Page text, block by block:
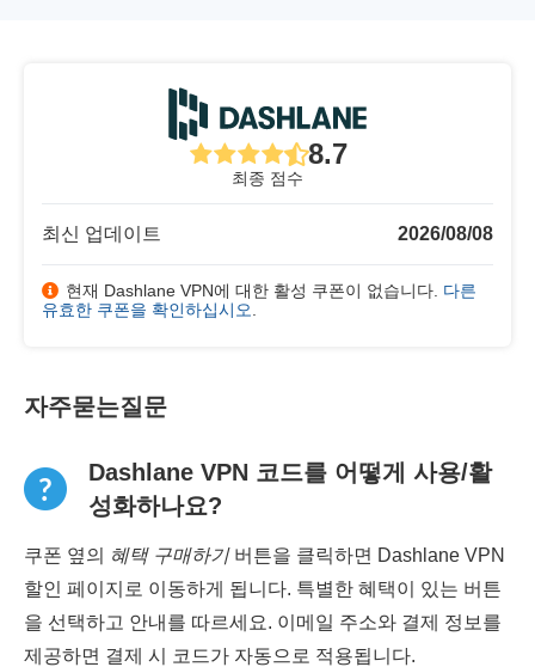
8.7
최종 점수
최신 업데이트 2026/08/08
현재 Dashlane VPN에 대한 활성 쿠폰이 없습니다. 다른
유효한 쿠폰을 확인하십시오
자주묻는질문
Dashlane VPN 코드를 어떻게 사용/활
성화하나요?
쿠폰 옆의 혜택 구매하기버튼을 클릭하면 Dashlane VPN
할인 페이지로 이동하게 됩니다. 특별한 혜택이 있는 버튼
을 선택하고 안내를 따르세요. 이메일 주소와 결제 정보를
제공하면 결제 시 코드가 자동으로 적용됩니다.